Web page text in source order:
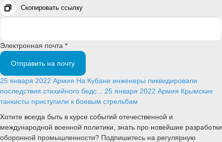
Скопировать ссылку
Электронная почта *
Отправить на почту
25 января 2022 Армия На Кубани инженеры ликвидировали
последствия стихийного бедс... 25 января 2022 Армия Крымские
танкисты приступили к боевым стрельбам
Хотите всегда быть в курсе событий отечественной и
международной военной политики, знать про новейшие разработки
оборонной промышленности? Подпишитесь на регулярную